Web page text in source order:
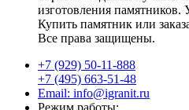
изготовления памятников.
Купить памятник или
Все права защищены.
+7 (929) 50-11-888
+7 (495) 663-51-48
Email: info@igranit.ru
Режим работы: